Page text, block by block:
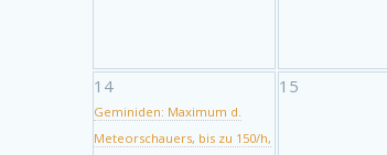
14
Geminiden: Maximum d.
Meteorschauers, bis zu 150/h,
15